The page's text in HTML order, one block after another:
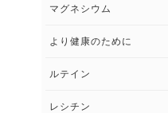
ビタミンE
マグネシウム
より健康のために
より健康のために トップ
ルテイン
レシチン